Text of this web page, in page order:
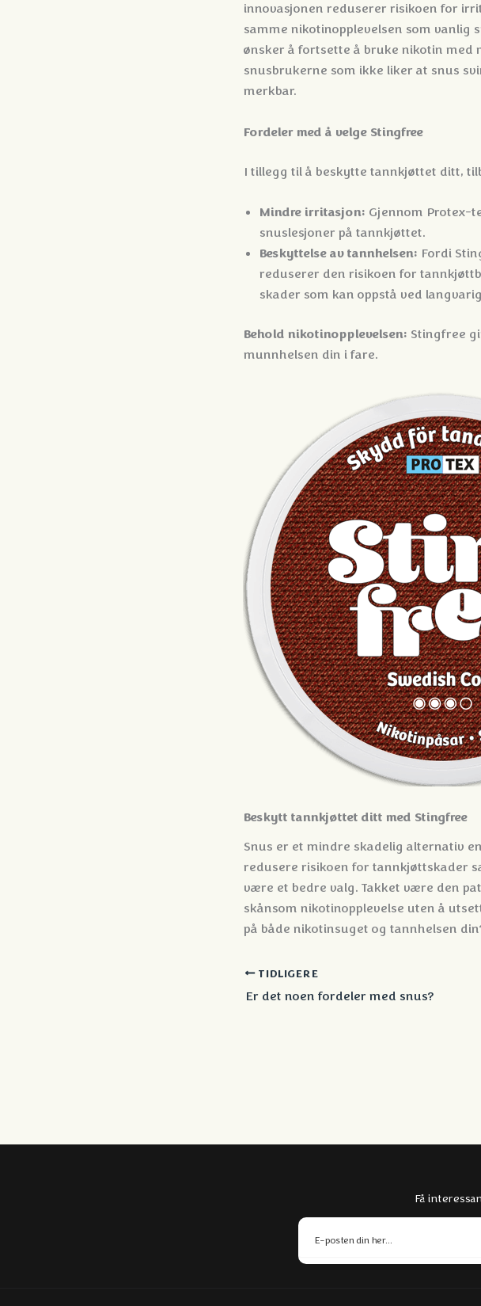
innovasjonen reduserer risikoen for
samme nikotinopplevelsen som vanlig
ønsker å fortsette å bruke nikotin med
snusbrukerne som ikke liker at snus
merkbar.
Fordeler med å velge Stingfree
I tillegg til å beskytte tannkjøttet ditt,
Mindre irritasjon: Gjennom Protex-
snuslesjoner på tannkjøttet.
Beskyttelse av tannhelsen: Fordi
reduserer den risikoen for
skader som kan oppstå ved
Behold nikotinopplevelsen: Stingfree
munnhelsen din i fare.
Beskytt tannkjøttet ditt med Stingfree
Snus er et mindre skadelig alternativ
redusere risikoen for tannkjøttskader
være et bedre valg. Takket være den
skånsom nikotinopplevelse uten å
på både nikotinsuget og tannhelsen
TIDLIGERE
Er det noen fordeler med snus?
Få